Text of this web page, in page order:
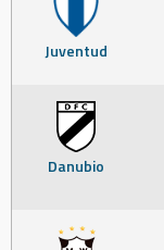
Juventud
Danubio